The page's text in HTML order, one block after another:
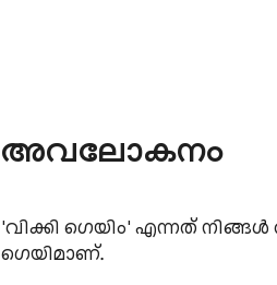
അവലോകനം
'വിക്കി ഗെയിം' എന്നത്
ഗെയിമാണ്.